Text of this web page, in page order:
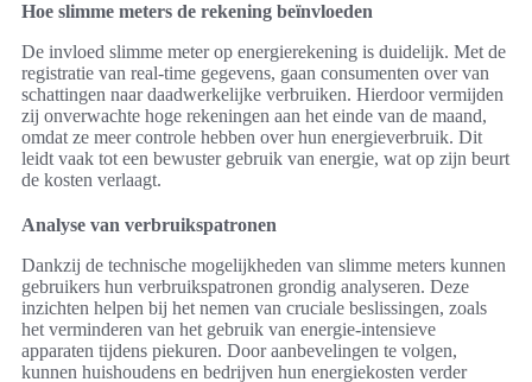
Hoe slimme meters de rekening beïnvloeden
De invloed slimme meter op energierekening is duidelijk. Met de
registratie van real-time gegevens, gaan consumenten over van
schattingen naar daadwerkelijke verbruiken. Hierdoor vermijden
zij onverwachte hoge rekeningen aan het einde van de maand,
omdat ze meer controle hebben over hun energieverbruik. Dit
leidt vaak tot een bewuster gebruik van energie, wat op zijn beurt
de kosten verlaagt.
Analyse van verbruikspatronen
Dankzij de technische mogelijkheden van slimme meters kunnen
gebruikers hun verbruikspatronen grondig analyseren. Deze
inzichten helpen bij het nemen van cruciale beslissingen, zoals
het verminderen van het gebruik van energie-intensieve
apparaten tijdens piekuren. Door aanbevelingen te volgen,
kunnen huishoudens en bedrijven hun energiekosten verder